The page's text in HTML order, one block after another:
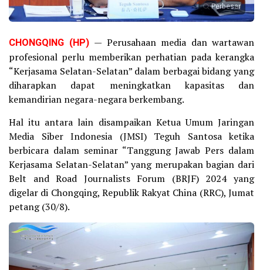
Perbesar
CHONGQING (HP) — Perusahaan media dan wartawan
profesional perlu memberikan perhatian pada kerangka
“Kerjasama Selatan-Selatan” dalam berbagai bidang yang
diharapkan dapat meningkatkan kapasitas dan
kemandirian negara-negara berkembang.
Hal itu antara lain disampaikan Ketua Umum Jaringan
Media Siber Indonesia (JMSI) Teguh Santosa ketika
berbicara dalam seminar “Tanggung Jawab Pers dalam
Kerjasama Selatan-Selatan” yang merupakan bagian dari
Belt and Road Journalists Forum (BRJF) 2024 yang
digelar di Chongqing, Republik Rakyat China (RRC), Jumat
petang (30/8).